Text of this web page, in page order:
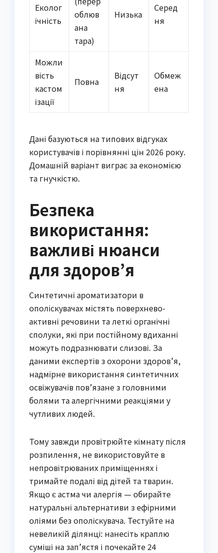
Еколог
ічність
облюв
ана
тара)
Низька
Серед
ня
Можли
вість
кастом
ізації
Повна
Відсут
ня
Обмеж
ена
Дані базуються на типових відгуках
користувачів і порівнянні цін 2026 року.
Домашній варіант виграє за економією
та гнучкістю.
Безпека
використання:
важливі нюанси
для здоров’я
Синтетичні ароматизатори в
ополіскувачах містять поверхнево-
активні речовини та леткі органічні
сполуки, які при постійному вдиханні
можуть подразнювати слизові. За
даними експертів з охорони здоров’я,
надмірне використання синтетичних
освіжувачів пов’язане з головними
болями та алергічними реакціями у
чутливих людей.
Тому завжди провітрюйте кімнату після
розпилення, не використовуйте в
непровітрюваних приміщеннях і
тримайте подалі від дітей та тварин.
Якщо є астма чи алергія — обирайте
натуральні альтернативи з ефірними
оліями без ополіскувача. Тестуйте на
невеликій ділянці: нанесіть краплю
суміші на зап’ястя і почекайте 24